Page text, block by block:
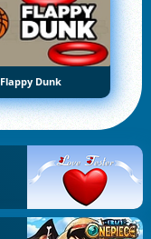
Flappy Dunk